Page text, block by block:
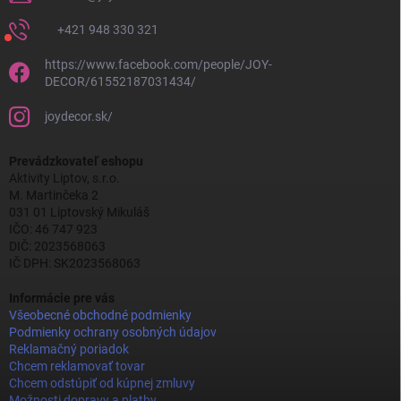
+421 948 330 321
https://www.facebook.com/people/JOY-
DECOR/61552187031434/
joydecor.sk/
Prevádzkovateľ eshopu
Aktivity Liptov, s.r.o.
M. Martinčeka 2
031 01 Liptovský Mikuláš
IČO: 46 747 923
DIČ: 2023568063
IČ DPH: SK2023568063
Informácie pre vás
Všeobecné obchodné podmienky
Podmienky ochrany osobných údajov
Reklamačný poriadok
Chcem reklamovať tovar
Chcem odstúpiť od kúpnej zmluvy